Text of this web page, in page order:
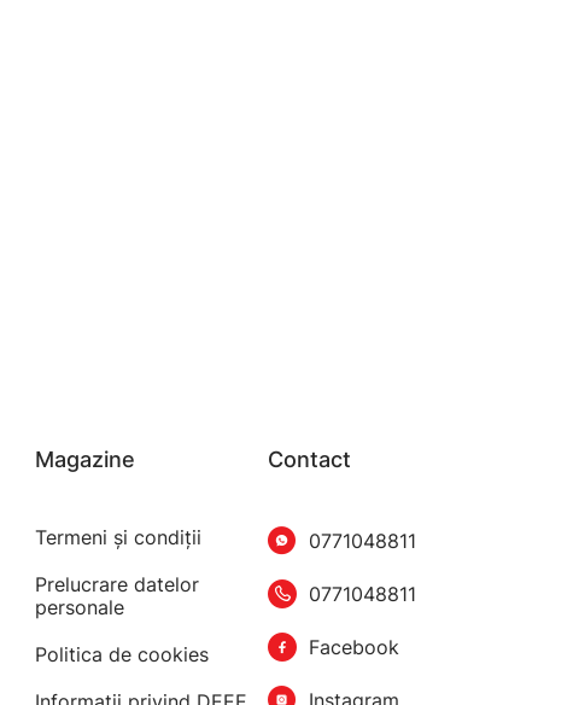
Magazine
Termeni şi condiţii
Prelucrare datelor
personale
Politica de cookies
Contact
0771048811
0771048811
Facebook
Instagram